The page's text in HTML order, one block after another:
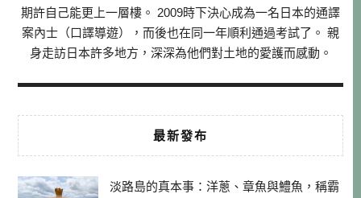
期許自己能更上一層樓。 2009時下決心成為一名日本的通譯
案內士（口譯導遊），而後也在同一年順利通過考試了。 親
身走訪日本許多地方，深深為他們對土地的愛護而感動。
最新發布
淡路島的真本事：洋蔥、章魚與鱧魚，稱霸